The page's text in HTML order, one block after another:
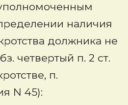
наличия
должника не
четвертый п. 2 ст.
п.
N 45):